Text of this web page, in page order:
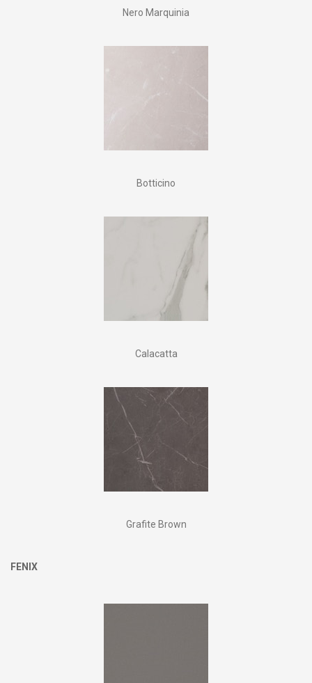
Nero Marquinia
Botticino
Calacatta
Grafite Brown
FENIX